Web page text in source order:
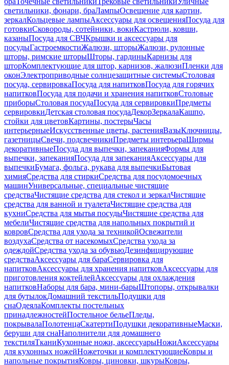
светильники, фонари, браЛампыОсвещение для картин,
зеркалКольцевые лампыАксессуары для освещенияПосуда для
готовкиСковороды, сотейники, вокиКастрюли, ковши,
казаныПосуда для СВЧКрышки и аксессуары для
посудыГастроемкостиЖалюзи, шторыЖалюзи, рулонные
шторы, римские шторыШторы, гардиныКарнизы для
шторКомплектующие для штор, карнизов, жалюзиПленки для
оконЭлектроприводные солнцезащитные системыСтоловая
посуда, сервировкаПосуда для напитковПосуда для горячих
напитковПосуда для подачи и хранения напитковСтоловые
приборыСтоловая посудаПосуда для сервировкиПредметы
сервировкиДетская столовая посудаДекорЗеркалаКашпо,
стойки для цветовКартины, постерыЧасы
интерьерныеИскусственные цветы, растенияВазыКлючницы,
газетницыСвечи, подсвечникиПредметы интерьераШирмы
декоративныеПосуда для выпечки, запеканияФормы для
выпечки, запеканияПосуда для запеканияАксессуары для
выпечкиБумага, фольга, рукава для выпечкиБытовая
химияСредства для стиркиСредства для посудомоечных
машинУниверсальные, специальные чистящие
средстваЧистящие средства для стекол и зеркалЧистящие
средства для ванной и туалетаЧистящие средства для
кухниСредства для мытья посудыЧистящие средства для
мебелиЧистящие средства для напольных покрытий и
ковровСредства для ухода за техникойОсвежители
воздухаСредства от насекомыхСредства ухода за
одеждойСредства ухода за обувьюДезинфицирующие
средстваАксессуары для бараСервировка для
напитковАксессуары для хранения напитковАксессуары для
приготовления коктейлейАксессуары для охлаждения
напитковНаборы для бара, мини-барыШтопоры, открывалки
для бутылокДомашний текстильПодушки для
снаОдеялаКомплекты постельных
принадлежностейПостельное бельеПледы,
покрывалаПолотенцаСкатертиПодушки декоративныеМаски,
беруши для снаНаполнители для домашнего
текстиляТканиКухонные ножи, аксессуарыНожиАксессуары
для кухонных ножейНожеточки и комплектующиеКовры и
напольные покрытияКовры, циновки, шкурыКовры,